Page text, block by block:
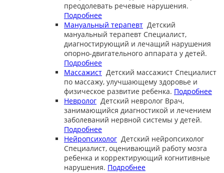
преодолевать речевые нарушения.
Подробнее
Мануальный терапевт Детский
мануальный терапевт Специалист,
диагностирующий и лечащий нарушения
опорно-двигательного аппарата у детей.
Подробнее
Массажист Детский массажист Специалист
по массажу, улучшающему здоровье и
физическое развитие ребенка. Подробнее
Невролог Детский невролог Врач,
занимающийся диагностикой и лечением
заболеваний нервной системы у детей.
Подробнее
Нейропсихолог Детский нейропсихолог
Специалист, оценивающий работу мозга
ребенка и корректирующий когнитивные
нарушения. Подробнее